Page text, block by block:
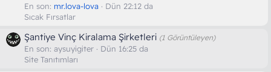
En son: mr.lova-lova
Dün 22:12 da
Sıcak Fırsatlar
Şantiye Vinç Kiralama Şirketleri (1 Görüntüleyen)
En son: aysuyigiter
Dün 16:25 da
Site Tanıtımları